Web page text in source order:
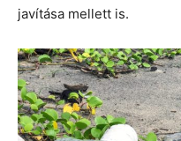
javítása mellett is.